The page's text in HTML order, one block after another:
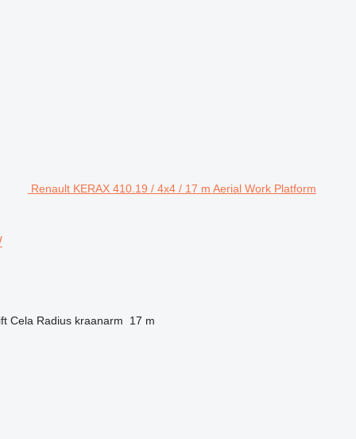
Renault KERAX 410.19 / 4x4 / 17 m Aerial Work Platform
Cela Radius kraanarm 17 m